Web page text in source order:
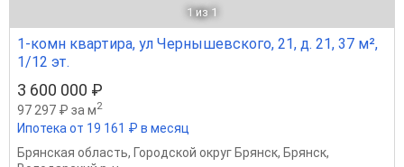
1 из 1
1-комн квартира, ул Чернышевского, 21, д. 21, 37 м²,
1/12 эт.
3 600 000 ₽
97 297 ₽ за м2
Ипотека от 19 161 ₽ в месяц
Брянская область, Городской округ Брянск, Брянск,